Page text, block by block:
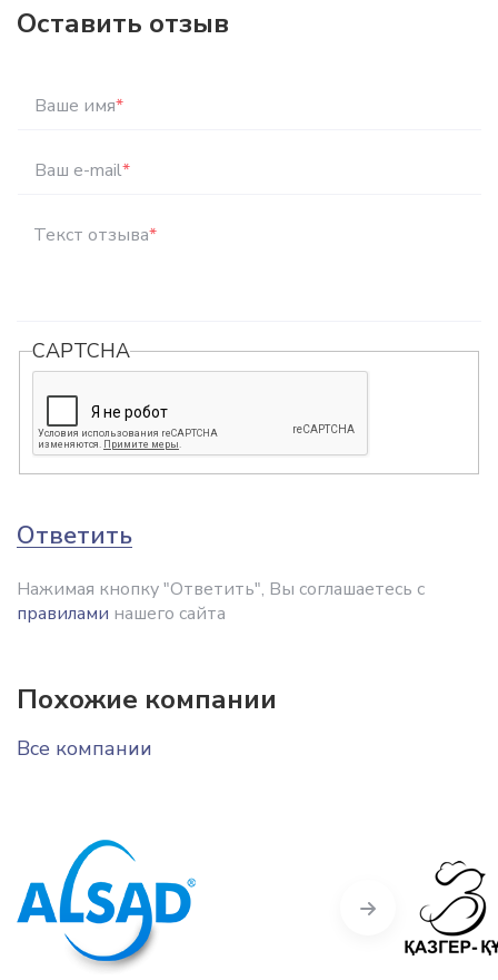
Оставить отзыв
Ваше имя*
Ваш e-mail*
Текст отзыва*
CAPTCHA
Ответить
Нажимая кнопку "Ответить", Вы соглашаетесь с
правилами нашего сайта
Похожие компании
Все компании
Next